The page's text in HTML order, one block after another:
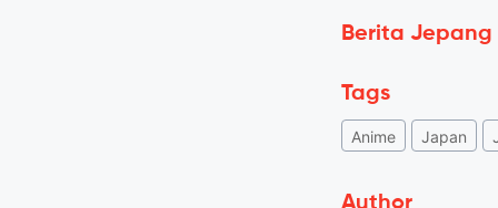
Berita
Tags
Anime Japan
Author